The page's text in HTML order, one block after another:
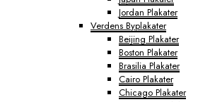
Jordan Plakater
Verdens Byplakater
Beijing Plakater
Boston Plakater
Brasilia Plakater
Cairo Plakater
Chicago Plakater